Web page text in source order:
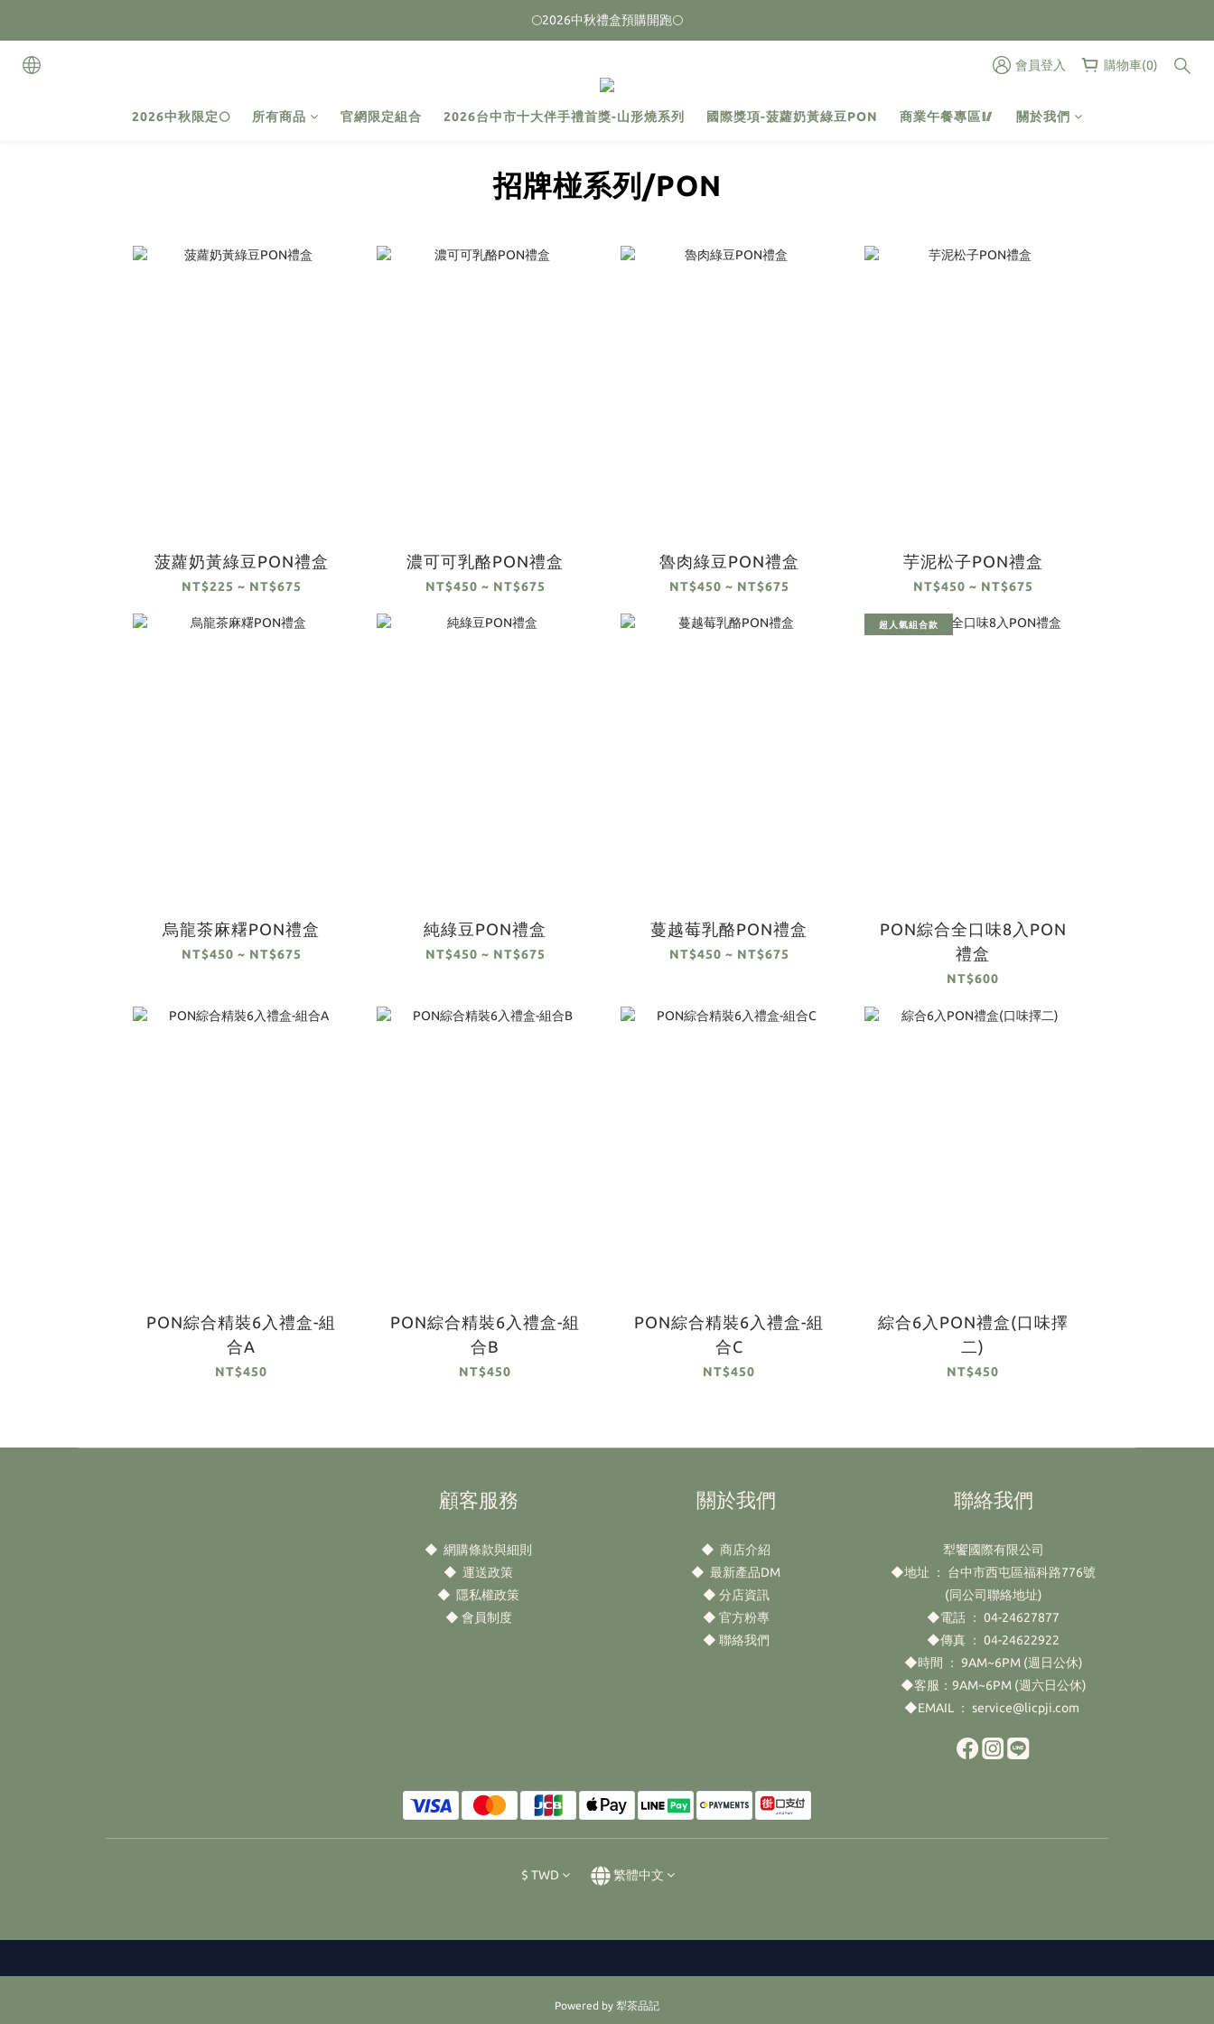
🌕2026中秋禮盒預購開跑🌕
🌕2026中秋禮盒預購開跑🌕
會員登入 購物車(0)
2026中秋限定🌕 所有商品 官網限定組合 2026台中市十大伴手禮首獎-山形燒系列 國際獎項-菠蘿奶黃綠豆PON 商業午餐專區🥢 關於我們
招牌椪系列/PON
菠蘿奶黃綠豆PON禮盒
NT$225 ~ NT$675
濃可可乳酪PON禮盒
NT$450 ~ NT$675
魯肉綠豆PON禮盒
NT$450 ~ NT$675
芋泥松子PON禮盒
NT$450 ~ NT$675
烏龍茶麻糬PON禮盒
NT$450 ~ NT$675
純綠豆PON禮盒
NT$450 ~ NT$675
蔓越莓乳酪PON禮盒
NT$450 ~ NT$675
超人氣組合款
PON綜合全口味8入PON
禮盒
NT$600
PON綜合精裝6入禮盒-組
合A
NT$450
PON綜合精裝6入禮盒-組
合B
NT$450
PON綜合精裝6入禮盒-組
合C
NT$450
綜合6入PON禮盒(口味擇
二)
NT$450
顧客服務
◆ 網購條款與細則
◆ 運送政策
◆ 隱私權政策
◆ 會員制度
關於我們
◆ 商店介紹
◆ 最新產品DM
◆ 分店資訊
◆ 官方粉專
◆ 聯絡我們
聯絡我們
犁饗國際有限公司
◆地址 ： 台中市西屯區福科路776號
(同公司聯絡地址)
◆電話 ： 04-24627877
◆傳真 ： 04-24622922
◆時間 ： 9AM~6PM (週日公休)
◆客服：9AM~6PM (週六日公休)
◆EMAIL ： service@licpji.com
$ TWD 繁體中文
Powered by 犁茶品記